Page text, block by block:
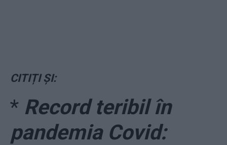
CITIȚI ȘI:
* Record teribil în
pandemia Covid: